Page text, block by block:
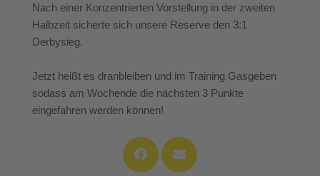
Nach einer Konzentrierten Vorstellung in der zweiten
Halbzeit sicherte sich unsere Reserve den 3:1
Derbysieg.
Jetzt heißt es dranbleiben und im Training Gasgeben
sodass am Wochende die nächsten 3 Punkte
eingefahren werden können!